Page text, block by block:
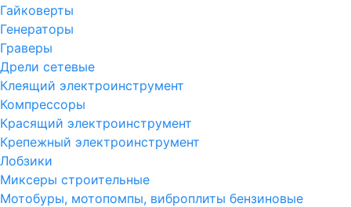
Гайковерты
Генераторы
Граверы
Дрели сетевые
Клеящий электроинструмент
Компрессоры
Красящий электроинструмент
Крепежный электроинструмент
Лобзики
Миксеры строительные
Мотобуры, мотопомпы, виброплиты бензиновые